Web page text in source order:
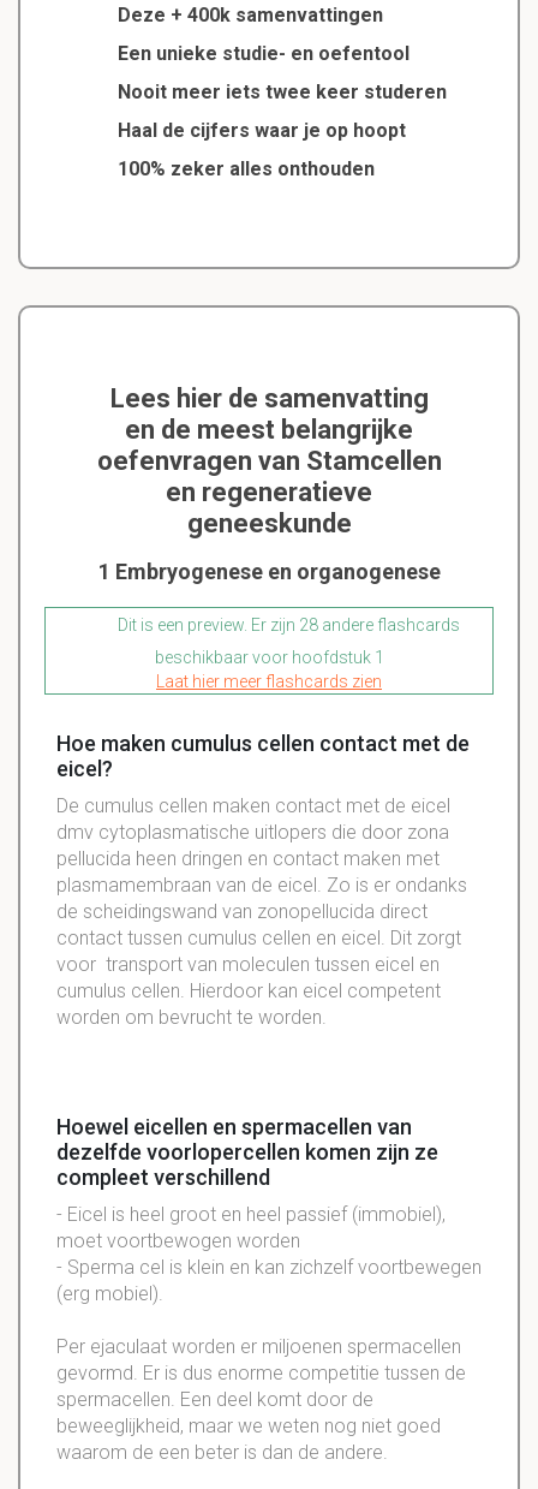
Deze + 400k samenvattingen
Een unieke studie- en oefentool
Nooit meer iets twee keer studeren
Haal de cijfers waar je op hoopt
100% zeker alles onthouden
Lees hier de samenvatting
en de meest belangrijke
oefenvragen van Stamcellen
en regeneratieve
geneeskunde
1 Embryogenese en organogenese
Dit is een preview. Er zijn 28 andere flashcards
beschikbaar voor hoofdstuk 1
Laat hier meer flashcards zien
Hoe maken cumulus cellen contact met de
eicel?
De cumulus cellen maken contact met de eicel
dmv cytoplasmatische uitlopers die door zona
pellucida heen dringen en contact maken met
plasmamembraan van de eicel. Zo is er ondanks
de scheidingswand van zonopellucida direct
contact tussen cumulus cellen en eicel. Dit zorgt
voor transport van moleculen tussen eicel en
cumulus cellen. Hierdoor kan eicel competent
worden om bevrucht te worden.
Hoewel eicellen en spermacellen van
dezelfde voorlopercellen komen zijn ze
compleet verschillend
- Eicel is heel groot en heel passief (immobiel),
moet voortbewogen worden
- Sperma cel is klein en kan zichzelf voortbewegen
(erg mobiel).
Per ejaculaat worden er miljoenen spermacellen
gevormd. Er is dus enorme competitie tussen de
spermacellen. Een deel komt door de
beweeglijkheid, maar we weten nog niet goed
waarom de een beter is dan de andere.